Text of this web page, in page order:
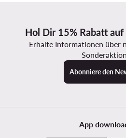
Hol Dir 15% Rabatt
Erhalte Informationen über
Abonniere den
App